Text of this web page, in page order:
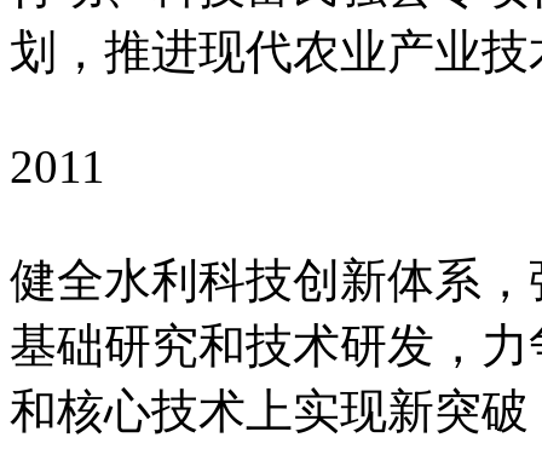
划，推进现代农业产业
2011
健全水利科技创新体系
基础研究和技术研发，
和核心技术上实现新突